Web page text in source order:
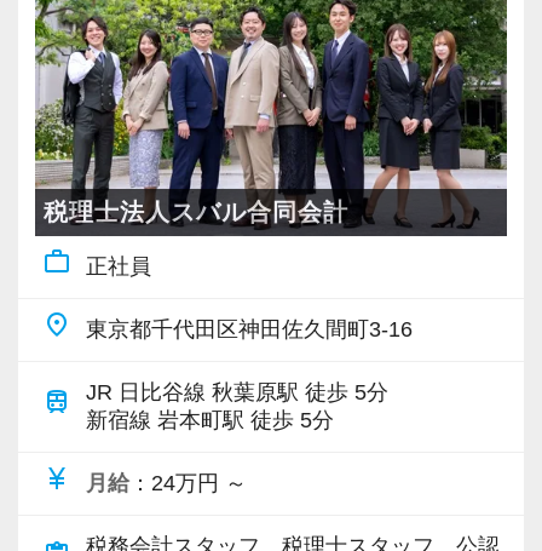
時給は過去の経験等に基づき、社内の人事評価
制度に当てはめ、決定させていただきます。
経験・スキルはもちろんのこと、ご自身がどの
ような価値を提供できるかを提示していただく
ことで、双方に納得のいく形で条件を整えま
す。
【応募について】
「楽しみながら働きたい」「自由な働き方に興
味がある」と感じた方は、ぜひご応募くださ
当法人のリクルートサイトもあわせてご覧いた
● リクルートサイト：
用しています。
スタッフの努力が評価に反映し、しっかりと
給与・年収アップを目指す方々を支援していま
す。
また、一定の資格を保有される方には、資格
手当を毎月支給し、資格取得も応援していま
す。
◉ 1クライアント2名体制！
フを配置し、休暇が取りやすい体制を目指して
います。
への返答をテンポよく行うことが一番の理由で
やりがいが感じにくい仕事は、スタッフみん
なで考え、どういう仕事をしてお客様に喜んで
もらえるのか、そしてスタッフ皆さんのスキル
アップにつながるかを全力で考えています！
【税理士法人ゼロベースの働きやすさ】
◉ 残業時間は月間20時間未満！
ゼロベースは、残業時間が少ない事務所だと
あるときもありますが、基本的には業務を分担
◉ 最寄駅は総武線『水道橋駅』徒歩4分！
ゼロベースの最寄駅は『水道橋駅』になりま
す！駅からも近く、気軽に出社ができます。
また、九段下駅や神保町駅も徒歩7分ほどのた
ル、チャットなどを連絡・打ち合わせの手段と
して使うことはあります。
しかし、オンラインだけでは発生しにくい他愛
ない雑談や愚痴などのコミュニケーションを通
じて、新しいご相談やご紹介をいただけるケー
スも往々にしてあります。
例えば、打ち合わせやお客様との食事で
て…」
「●●さんにだけ教えるけど…」
といったシチュエーションもしばしば。
こうしたやりとりをしながら、お客様と信頼関
税理士法人スバル合同会計
work_outline 正社員
place 東京都千代田区神田佐久間町3-16
train
JR 日比谷線 秋葉原駅 徒歩 5分
新宿線 岩本町駅 徒歩 5分
currency_yen 月給 ：24万円 ～
税務会計スタッフ、税理士スタッフ、公認